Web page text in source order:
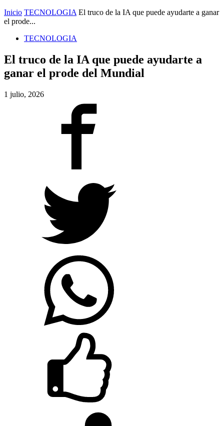
Inicio TECNOLOGIA El truco de la IA que puede ayudarte a ganar
el prode...
TECNOLOGIA
El truco de la IA que puede ayudarte a
ganar el prode del Mundial
1 julio, 2026